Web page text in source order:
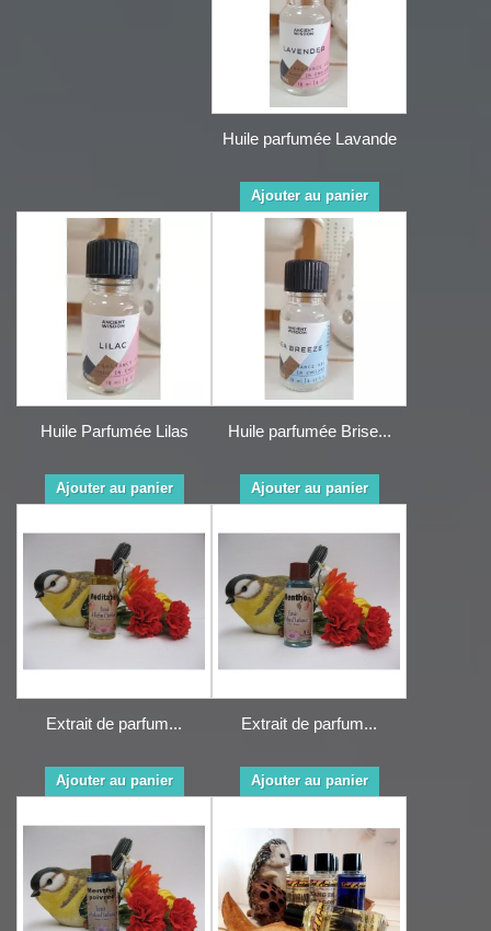
Huile parfumée Lavande
Ajouter au panier
Huile Parfumée Lilas
Ajouter au panier
Huile parfumée Brise...
Ajouter au panier
Extrait de parfum...
Ajouter au panier
Extrait de parfum...
Ajouter au panier